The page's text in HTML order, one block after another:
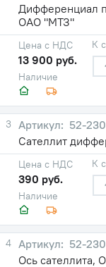
Дифференциал
ОАО "МТЗ"
Наличие
Цена с НДС
13 900 руб.
К
3
52-
Сателлит
Наличие
Цена с НДС
390 руб.
К
4
52-
Ось сателлита,